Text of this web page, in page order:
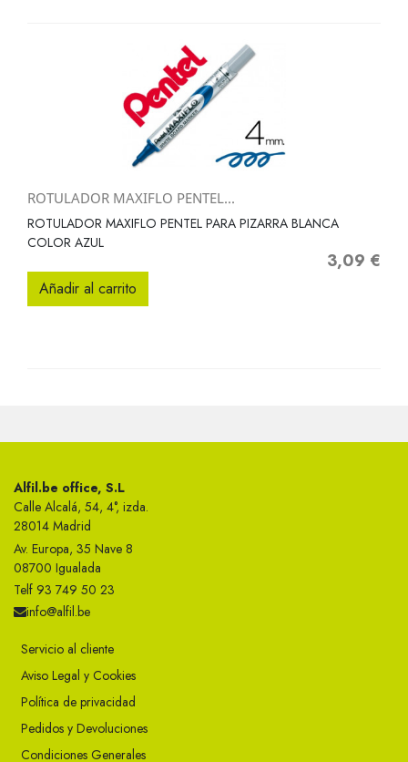
ROTULADOR MAXIFLO PENTEL...
ROTULADOR MAXIFLO PENTEL PARA PIZARRA BLANCA
COLOR AZUL
Precio
3,09 €
Añadir al carrito
Alfil.be office, S.L
Calle Alcalá, 54, 4°, izda.
28014 Madrid
Av. Europa, 35 Nave 8
08700 Igualada
Telf 93 749 50 23
info@alfil.be
Servicio al cliente
Aviso Legal y Cookies
Política de privacidad
Pedidos y Devoluciones
Condiciones Generales